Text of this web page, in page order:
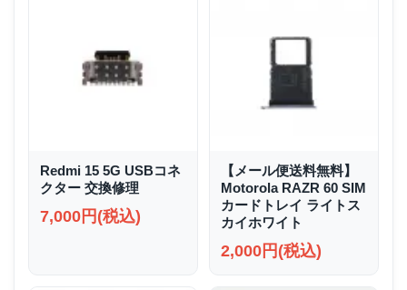
Redmi 15 5G USBコネ
クター 交換修理
7,000円(税込)
【メール便送料無料】
Motorola RAZR 60 SIM
カードトレイ ライトス
カイホワイト
2,000円(税込)